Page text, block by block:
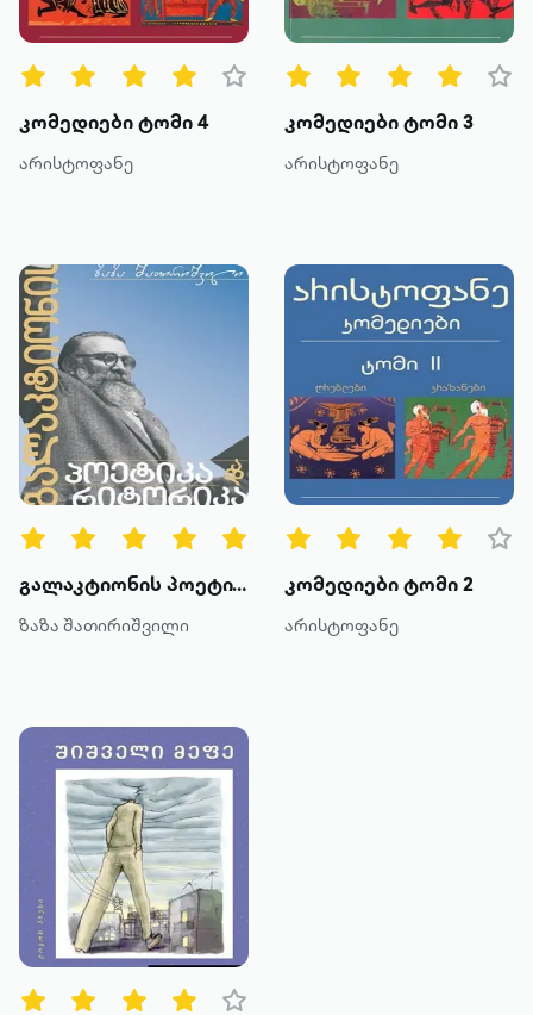
კომედიები ტომი 4
არისტოფანე
კომედიები ტომი 3
არისტოფანე
გალაკტიონის პოეტიკა რიტორიკა
ზაზა შათირიშვილი
კომედიები ტომი 2
არისტოფანე